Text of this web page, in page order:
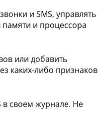
и SMS, управлять
и процессора
или добавить
каких-либо признаков
в своем журнале. Не